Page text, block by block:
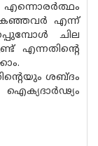
എന്ന്
ചില
എന്നതിന്റെ
ശബ്ദം